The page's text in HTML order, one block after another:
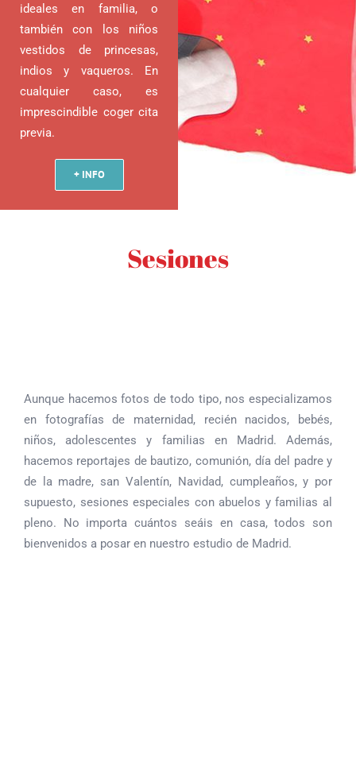
ideales en familia, o
también con los niños
vestidos de princesas,
indios y vaqueros. En
cualquier caso, es
imprescindible coger cita
previa.
+ INFO
Sesiones
Aunque hacemos fotos de todo tipo, nos especializamos
en fotografías de maternidad, recién nacidos, bebés,
niños, adolescentes y familias en Madrid. Además,
hacemos reportajes de bautizo, comunión, día del padre y
de la madre, san Valentín, Navidad, cumpleaños, y por
supuesto, sesiones especiales con abuelos y familias al
pleno. No importa cuántos seáis en casa, todos son
bienvenidos a posar en nuestro estudio de Madrid.
Fotos
de
Cumpleaños
Smash
Fotografía
de
Fotos